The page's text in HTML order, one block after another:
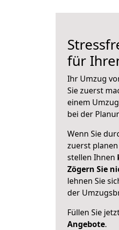
für
Ihr Umzug
Sie zuerst
einem
bei der
Wenn Sie
zuerst
stellen Ihnen
Zögern Sie
lehnen Sie
der
Füllen Sie
Angebote.